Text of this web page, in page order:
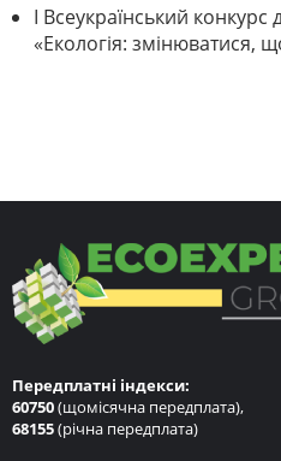
I Всеукраїнський
«Екологія: змінюватися,
Передплатні індекси:
60750(щомісячна передплата),
68155(річна передплата)